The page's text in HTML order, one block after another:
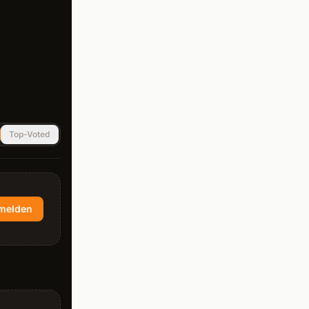
Top-Voted